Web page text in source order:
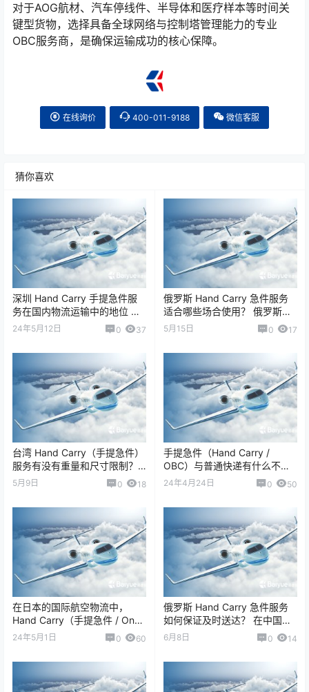
对于AOG航材、汽车停线件、半导体和医疗样本等时间关
键型货物，选择具备全球网络与控制塔管理能力的专业
OBC服务商，是确保运输成功的核心保障。
在线询价 400-011-9188 微信客服
猜你喜欢
深圳 Hand Carry 手提急件服
务在国内物流运输中的地位 深
圳的 Hand Carry（手提急件 /
24年5月12日 0 37
俄罗斯 Hand Carry 急件服务
适合哪些场合使用？ 俄罗斯的
Hand Carry（手提急件 / OBC,
5月15日 0 17
台湾 Hand Carry（手提急件）
服务有没有重量和尺寸限制？
有，而且限制非常严格。 因为
5月9日 0 18
手提急件（Hand Carry /
OBC）与普通快递有什么不
同？ 核心区别：速度、流程、
服务等级、可靠性。 手提急件
属…
24年4月24日 0 50
在日本的国际航空物流中，
Hand Carry（手提急件 / On
Board Courier, OBC）服务与
24年5月1日 0 60
俄罗斯 Hand Carry 急件服务
如何保证及时送达？ 在中国与
俄罗斯之间的紧急物流运输
中，Hand Carry（专人…
6月8日 0 14